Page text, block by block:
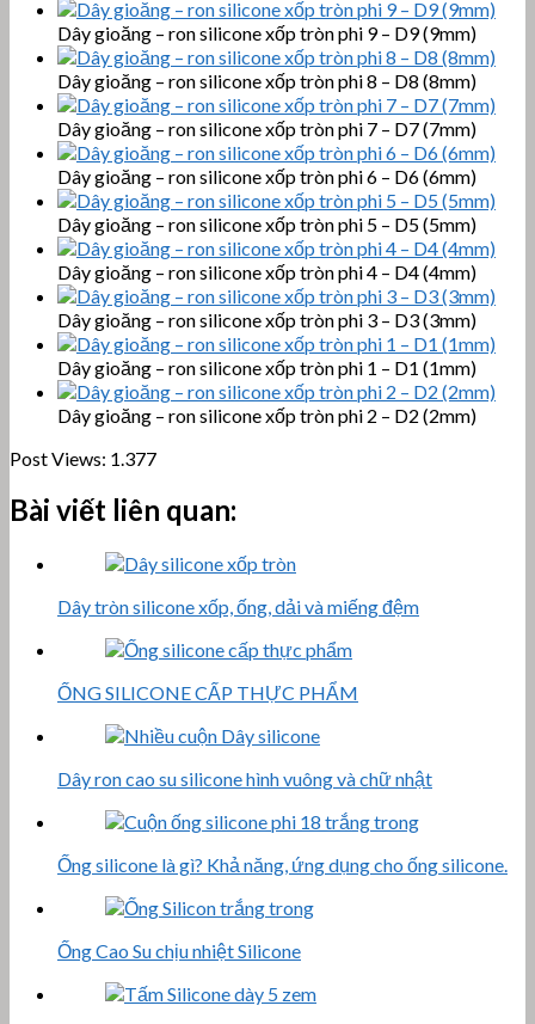
Dây gioăng – ron silicone xốp tròn phi 9 – D9 (9mm)
Dây gioăng – ron silicone xốp tròn phi 8 – D8 (8mm)
Dây gioăng – ron silicone xốp tròn phi 7 – D7 (7mm)
Dây gioăng – ron silicone xốp tròn phi 6 – D6 (6mm)
Dây gioăng – ron silicone xốp tròn phi 5 – D5 (5mm)
Dây gioăng – ron silicone xốp tròn phi 4 – D4 (4mm)
Dây gioăng – ron silicone xốp tròn phi 3 – D3 (3mm)
Dây gioăng – ron silicone xốp tròn phi 1 – D1 (1mm)
Dây gioăng – ron silicone xốp tròn phi 2 – D2 (2mm)
Post Views: 1.377
Bài viết liên quan:
Dây tròn silicone xốp, ống, dải và miếng đệm
ỐNG SILICONE CẤP THỰC PHẨM
Dây ron cao su silicone hình vuông và chữ nhật
Ống silicone là gì? Khả năng, ứng dụng cho ống silicone.
Ống Cao Su chịu nhiệt Silicone